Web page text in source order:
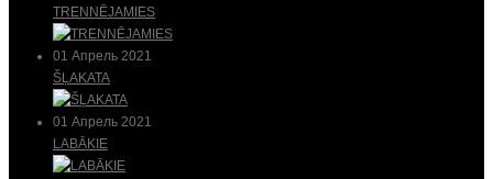
TRENNĒJAMIES
01 Апрель 2021
ŠĻAKATA
01 Апрель 2021
LABĀKIE